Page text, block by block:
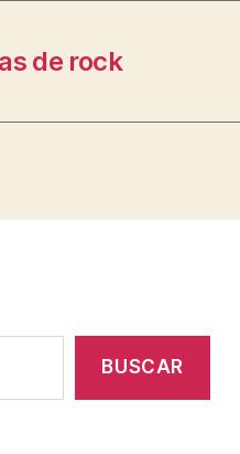
de rock
BUSCAR